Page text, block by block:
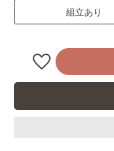
組立あり